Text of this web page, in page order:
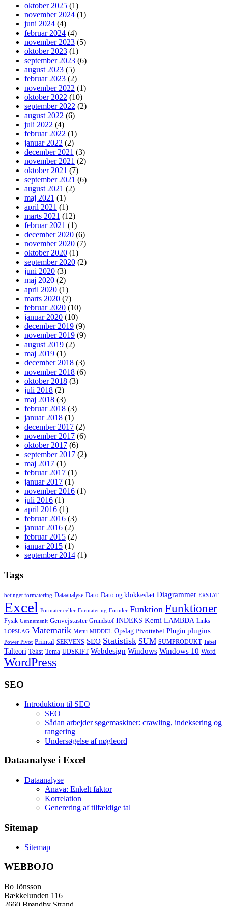
oktober 2025 (1)
november 2024 (1)
juni 2024 (4)
februar 2024 (4)
november 2023 (5)
oktober 2023 (1)
september 2023 (6)
august 2023 (5)
februar 2023 (2)
november 2022 (1)
oktober 2022 (10)
september 2022 (2)
august 2022 (6)
juli 2022 (4)
februar 2022 (1)
januar 2022 (2)
december 2021 (3)
november 2021 (2)
oktober 2021 (7)
september 2021 (6)
august 2021 (2)
maj 2021 (1)
april 2021 (1)
marts 2021 (12)
februar 2021 (1)
december 2020 (6)
november 2020 (7)
oktober 2020 (1)
september 2020 (2)
juni 2020 (3)
maj 2020 (2)
april 2020 (1)
marts 2020 (7)
februar 2020 (10)
januar 2020 (10)
december 2019 (9)
november 2019 (9)
august 2019 (2)
maj 2019 (1)
december 2018 (3)
november 2018 (6)
oktober 2018 (3)
juli 2018 (2)
maj 2018 (3)
februar 2018 (3)
januar 2018 (1)
december 2017 (2)
november 2017 (6)
oktober 2017 (6)
september 2017 (2)
maj 2017 (1)
februar 2017 (1)
januar 2017 (1)
november 2016 (1)
juli 2016 (1)
april 2016 (1)
februar 2016 (3)
januar 2016 (2)
februar 2015 (2)
januar 2015 (1)
september 2014 (1)
Tags
betinget formatering Dataanalyse Dato Dato og klokkeslæt Diagrammer ERSTAT
Excel Formater celler Formatering Formler Funktion Funktioner
Fysik Gennemsnit Genvejstaster Grundstof INDEKS Kemi LAMBDA Links
LOPSLAG Matematik Menu MIDDEL Opslag Pivottabel Plugin plugins
Power Pivot Primtal SEKVENS SEO Statistisk SUM SUMPRODUKT Tabel
Talteori Tekst Tema UDSKIFT Webdesign Windows Windows 10 Word
WordPress
SEO
Introduktion til SEO
SEO
Sådan arbejder søgemaskiner: crawling, indeksering og
rangering
Undersøgelse af nøgleord
Dataanalyse i Excel
Dataanalyse
Anava: Enkelt faktor
Korrelation
Generering af tilfældige tal
Sitemap
Sitemap
WEBBOJO
Bo Jönsson
Bækkelunden 116